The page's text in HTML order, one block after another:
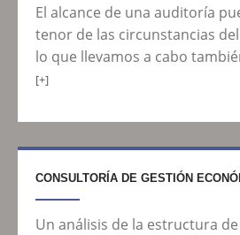
El alcance de una auditoría
tenor de las circunstancias
lo que llevamos a cabo
[+]
CONSULTORÍA DE GESTIÓN
Un análisis de la estructura